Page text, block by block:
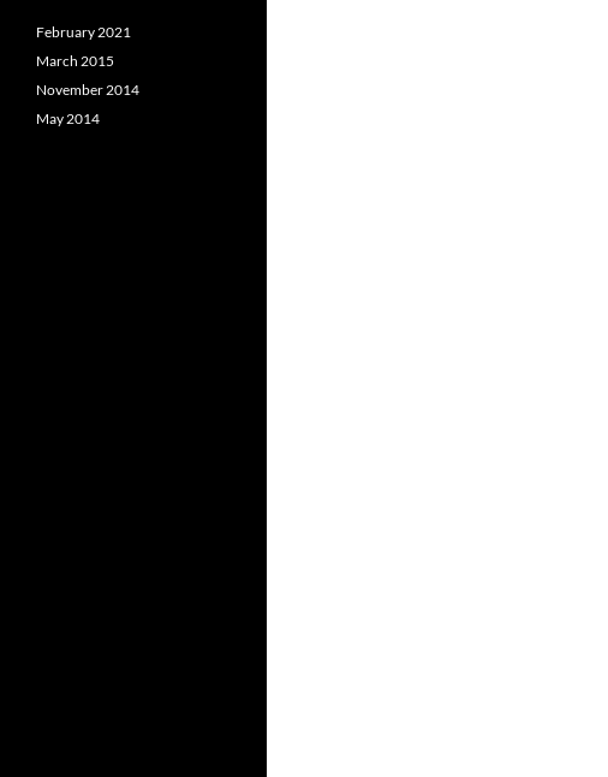
February 2021
March 2015
November 2014
May 2014